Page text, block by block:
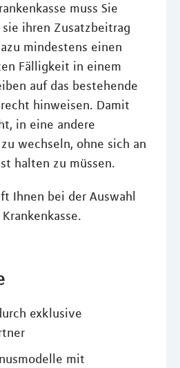
muss Sie
ihren Zusatzbeitrag
mindestens einen
Fälligkeit in einem
auf das bestehende
hinweisen. Damit
in eine andere
wechseln, ohne sich an
halten zu müssen.
Ihnen bei der Auswahl
exklusive
mit